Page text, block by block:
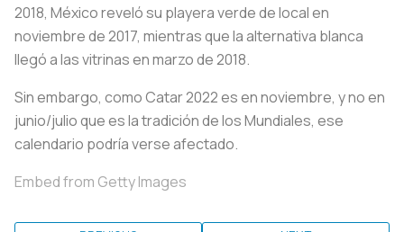
2018, México reveló su playera verde de local en
noviembre de 2017, mientras que la alternativa blanca
llegó a las vitrinas en marzo de 2018.
Sin embargo, como Catar 2022 es en noviembre, y no en
junio/julio que es la tradición de los Mundiales, ese
calendario podría verse afectado.
Embed from Getty Images